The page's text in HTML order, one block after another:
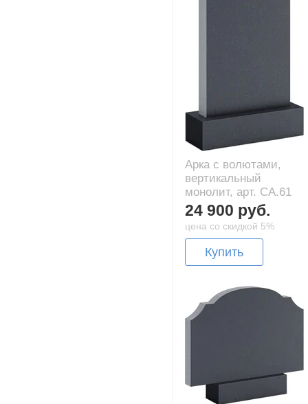
Арка с волютами,
вертикальный
монолит, арт. CA.61
24 900 руб.
цена со скидкой 5%
Купить